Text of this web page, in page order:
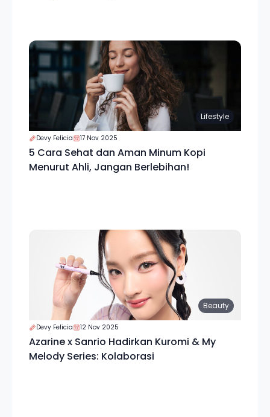
Lifestyle
Devy Felicia 17 Nov 2025
5 Cara Sehat dan Aman Minum Kopi
Menurut Ahli, Jangan Berlebihan!
Beauty
Devy Felicia 12 Nov 2025
Azarine x Sanrio Hadirkan Kuromi & My
Melody Series: Kolaborasi